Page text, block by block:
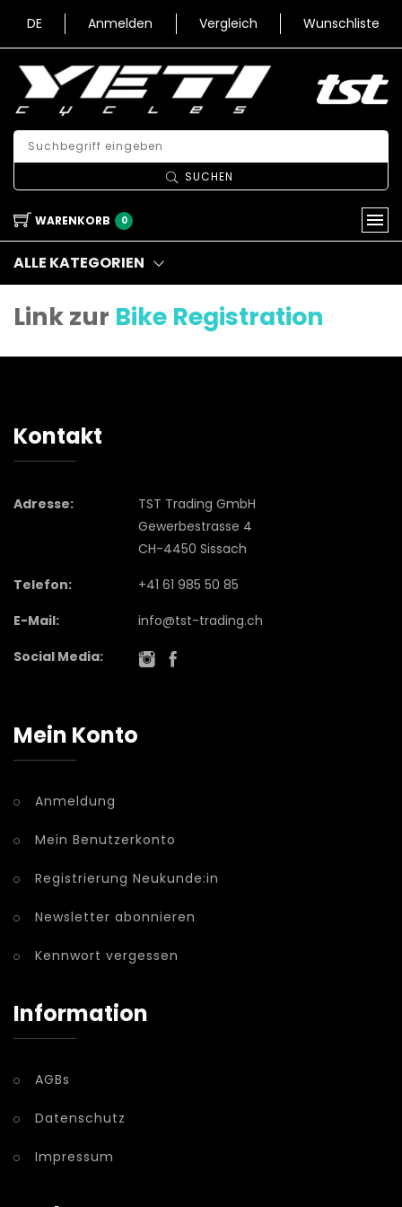
DE Anmelden Vergleich Wunschliste
SUCHEN
WARENKORB 0
ALLE KATEGORIEN
Link zur Bike Registration
Kontakt
Adresse:
TST Trading GmbH
Gewerbestrasse 4
CH-4450 Sissach
Telefon:
+41 61 985 50 85
E-Mail:
info@tst-trading.ch
Social Media:
Mein Konto
Anmeldung
Mein Benutzerkonto
Registrierung Neukunde:in
Newsletter abonnieren
Kennwort vergessen
Information
AGBs
Datenschutz
Impressum